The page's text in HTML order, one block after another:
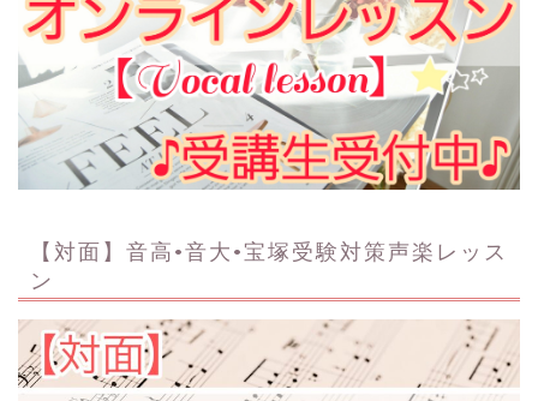
【対面】音高•音大•宝塚受験対策声楽レッス
ン